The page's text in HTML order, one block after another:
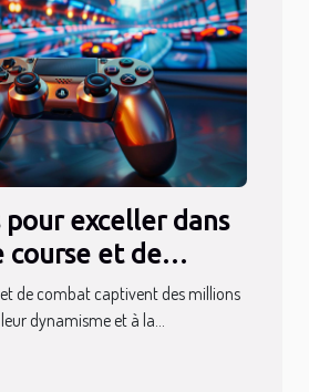
exceller dans
course et de
de combat captivent des millions
dynamisme et à la...